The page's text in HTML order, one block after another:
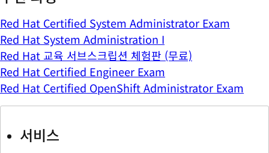
Red Hat Certified System Administrator Exam
Red Hat System Administration I
Red Hat 교육 서브스크립션 체험판 (무료)
Red Hat Certified Engineer Exam
Red Hat Certified OpenShift Administrator Exam
서비스